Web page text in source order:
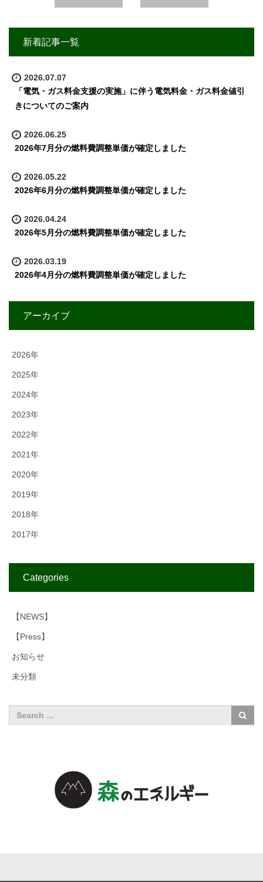
新着記事一覧
2026.07.07
「電気・ガス料金支援の実施」に伴う電気料金・ガス料金値引
きについてのご案内
2026.06.25
2026年7月分の燃料費調整単価が確定しました
2026.05.22
2026年6月分の燃料費調整単価が確定しました
2026.04.24
2026年5月分の燃料費調整単価が確定しました
2026.03.19
2026年4月分の燃料費調整単価が確定しました
アーカイブ
2026年
2025年
2024年
2023年
2022年
2021年
2020年
2019年
2018年
2017年
Categories
【NEWS】
【Press】
お知らせ
未分類